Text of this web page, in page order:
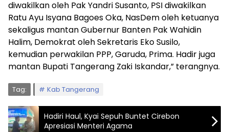
diwakilkan oleh Pak Yandri Susanto, PSI diwakilkan
Ratu Ayu Isyana Bagoes Oka, NasDem oleh ketuanya
sekaligus mantan Gubernur Banten Pak Wahidin
Halim, Demokrat oleh Sekretaris Eko Susilo,
kemudian perwakilan PPP, Garuda, Prima. Hadir juga
mantan Bupati Tangerang Zaki Iskandar,” terangnya.
Tag: Kab Tangerang
Hadiri Haul, Kyai Sepuh Buntet Cirebon
Apresiasi Menteri Agama